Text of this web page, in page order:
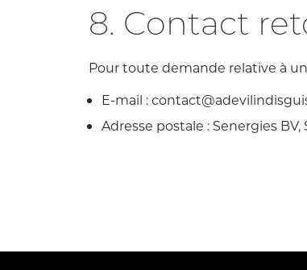
8. Contact
Pour toute demande relative à
E-mail :
Adresse postale : Senergies